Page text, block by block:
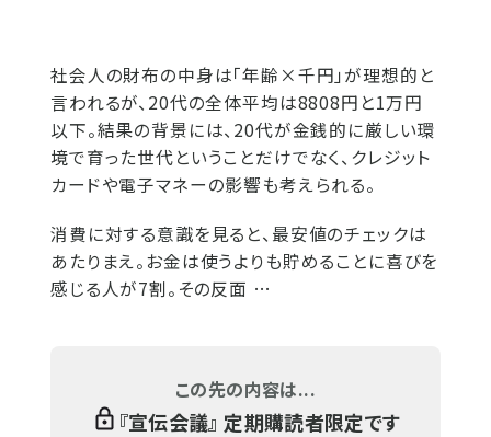
社会人の財布の中身は「年齢×千円」が理想的と
言われるが、20代の全体平均は8808円と1万円
以下。結果の背景には、20代が金銭的に厳しい環
境で育った世代ということだけでなく、クレジット
カードや電子マネーの影響も考えられる。
消費に対する意識を見ると、最安値のチェックは
あたりまえ。お金は使うよりも貯めることに喜びを
感じる人が7割。その反面 …
この先の内容は...
『宣伝会議』 定期購読者限定です